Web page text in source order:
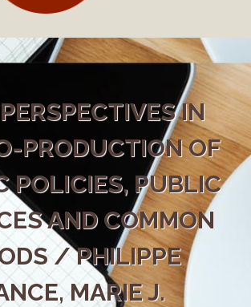
IN
PRODUCTION OF
POLICIES, PUBLIC
AND COMMON
/ PHILIPPE
MARIE J.